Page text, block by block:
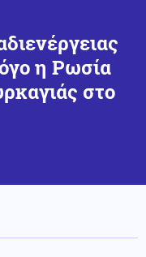
η Ρωσία
στο